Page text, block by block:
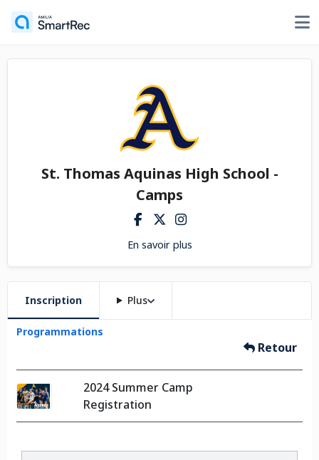
St. Thomas Aquinas High School -
Camps
En savoir plus
Inscription Plus
Programmations
Retour
2024 Summer Camp
Registration